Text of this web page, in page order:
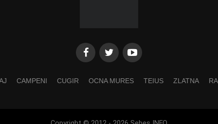
CAMPENI CUGIR OCNA MURES TEIUS ZLATNA